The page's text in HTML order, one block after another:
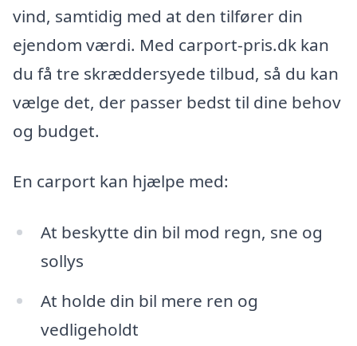
vind, samtidig med at den tilfører din
ejendom værdi. Med carport-pris.dk kan
du få tre skræddersyede tilbud, så du kan
vælge det, der passer bedst til dine behov
og budget.
En carport kan hjælpe med:
At beskytte din bil mod regn, sne og
sollys
At holde din bil mere ren og
vedligeholdt